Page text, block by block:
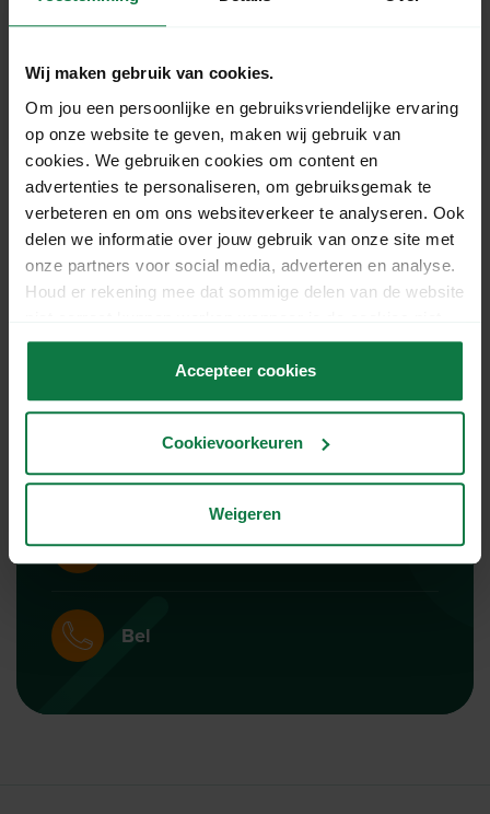
Wij maken gebruik van cookies.
Om jou een persoonlijke en gebruiksvriendelijke ervaring
op onze website te geven, maken wij gebruik van
cookies. We gebruiken cookies om content en
advertenties te personaliseren, om gebruiksgemak te
verbeteren en om ons websiteverkeer te analyseren. Ook
delen we informatie over jouw gebruik van onze site met
onze partners voor social media, adverteren en analyse.
Houd er rekening mee dat sommige delen van de website
accepteert.
Accepteer cookies
Cookievoorkeuren
Weigeren
een PostNL pakket- en briefautomaat
hoe kan dat?
Ons support team staat
voor je klaar!
WhatsApp
Bel